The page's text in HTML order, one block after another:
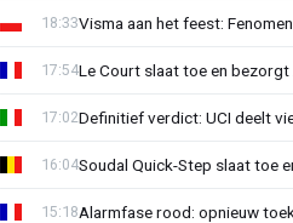
Visma aan het feest:
18:33
Le Court slaat toe en bezorgt
17:54
Definitief verdict: UCI deelt
17:02
Soudal Quick-Step slaat toe
16:04
Alarmfase rood: opnieuw
15:18